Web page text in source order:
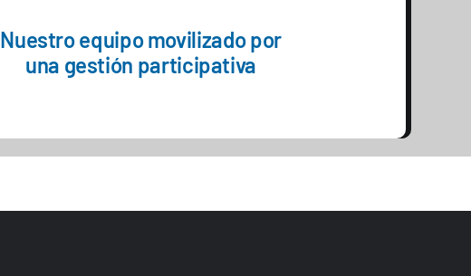
Nuestro equipo movilizado por
una gestión participativa